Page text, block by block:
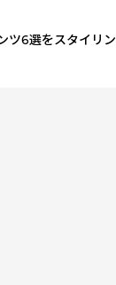
6選をスタイリ